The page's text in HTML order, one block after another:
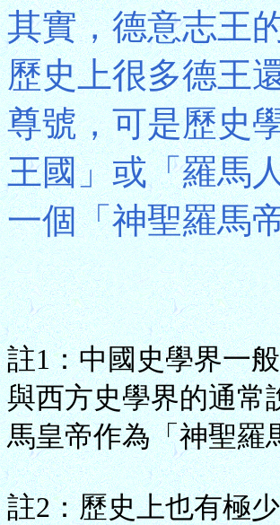
其實，德意志王
歷史上很多德王
尊號，可是歷史
王國」或「羅馬
一個「神聖羅馬
註1：中國史學界一
與西方史學界的通常
馬皇帝作為「神聖羅
註2：歷史上也有極